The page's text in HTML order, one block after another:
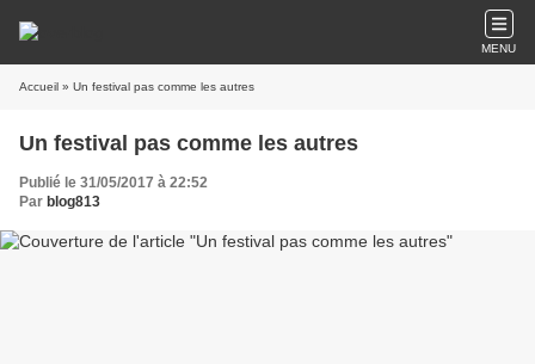
MENU
Accueil » Un festival pas comme les autres
Un festival pas comme les autres
Publié le 31/05/2017 à 22:52
Par blog813